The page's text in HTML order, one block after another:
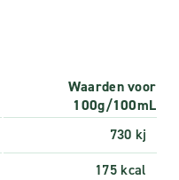
Waarden voor
100g/100mL
730 kj
175 kcal